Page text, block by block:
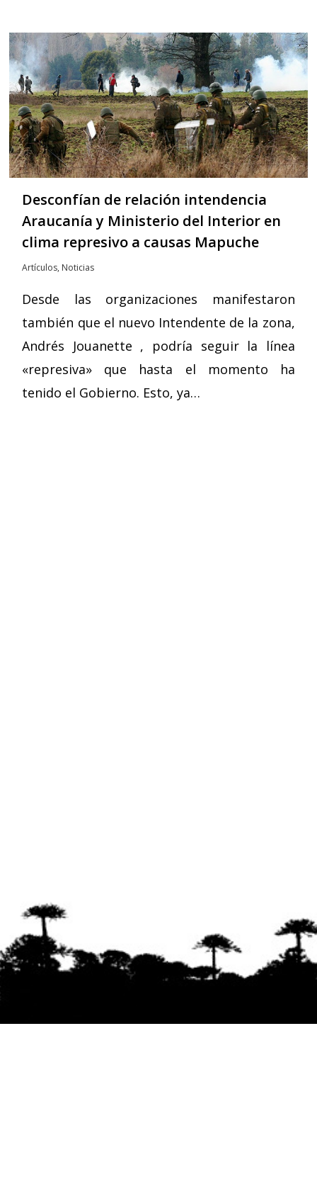
Desconfían de relación intendencia
Araucanía y Ministerio del Interior en
clima represivo a causas Mapuche
Artículos, Noticias
Desde las organizaciones manifestaron
también que el nuevo Intendente de la zona,
Andrés Jouanette , podría seguir la línea
«represiva» que hasta el momento ha
tenido el Gobierno. Esto, ya…